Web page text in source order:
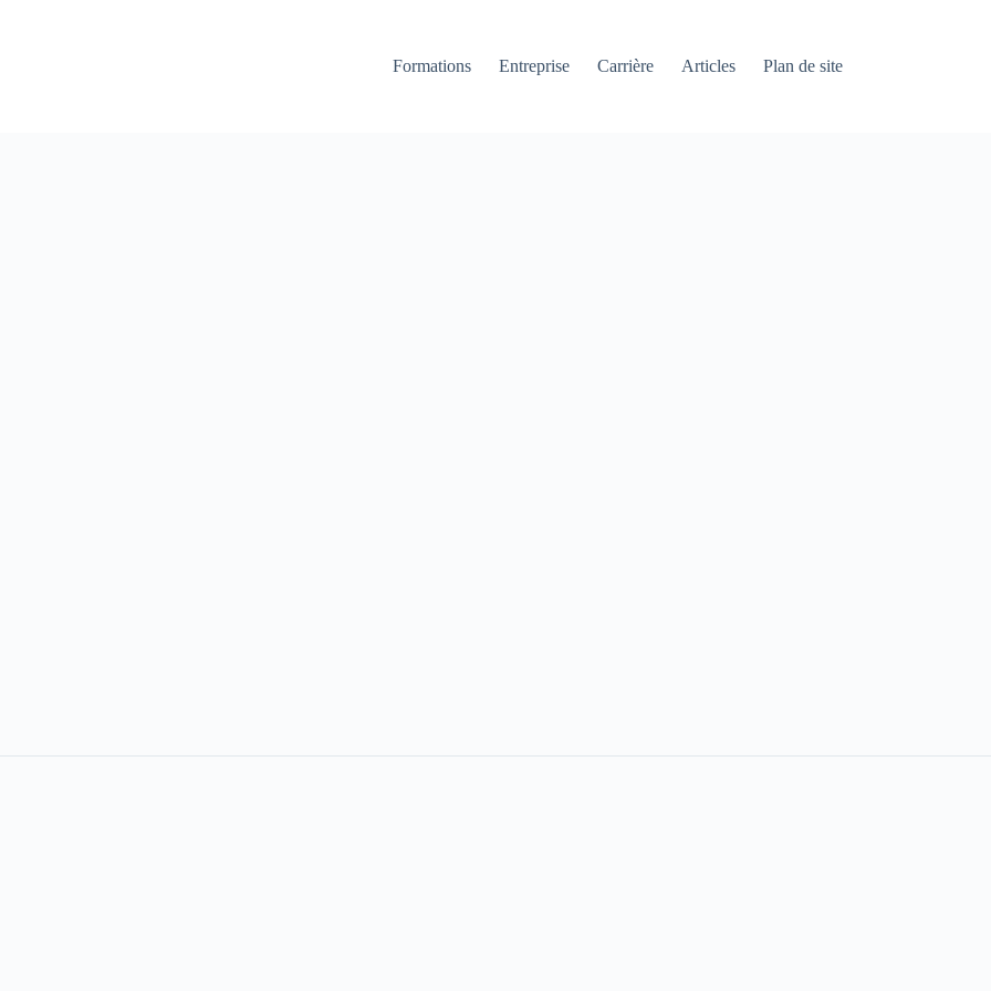
Formations
Entreprise Carrière Articles Plan de site